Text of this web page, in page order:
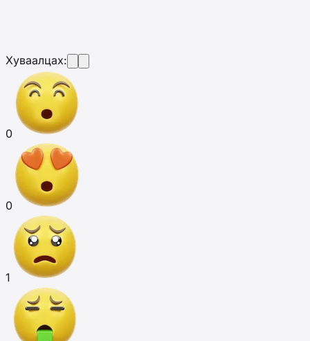
Хуваалцах:
0
0
1